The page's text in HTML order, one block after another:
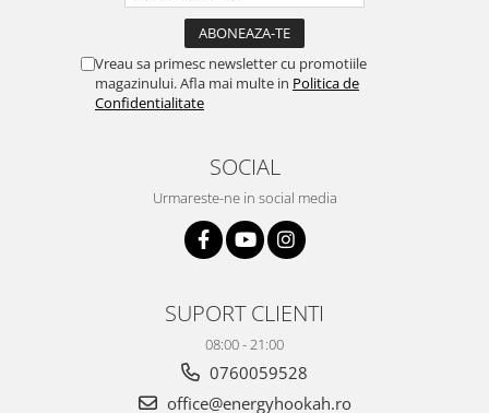
Vreau sa primesc newsletter cu promotiile
magazinului. Afla mai multe in Politica de
Confidentialitate
SOCIAL
Urmareste-ne in social media
SUPORT CLIENTI
08:00 - 21:00
0760059528
office@energyhookah.ro